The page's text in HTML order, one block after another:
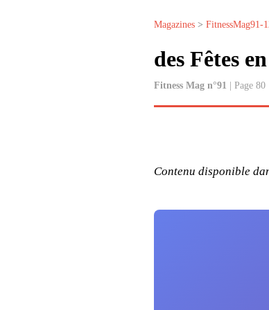
Magazines > FitnessMag91-
des Fêtes
Fitness Mag n°91 | Page 80
Contenu disponible